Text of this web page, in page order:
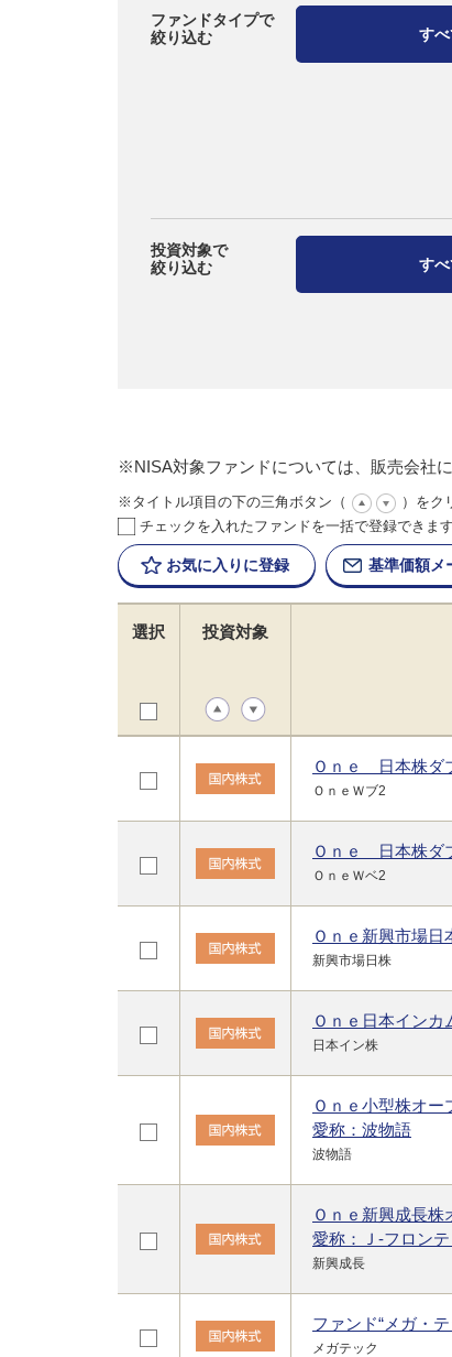
ファンドタイプで
絞り込む
すべ
投資対象で
絞り込む
すべ
※NISA対象ファンドについては、販売会社
※タイトル項目の下の三角ボタン（
）をク
チェックを入れたファンドを一括で登録できます
お気に入りに登録 基準価額メ
選択 投資対象
Ｏｎｅ 日本株ダ
ＯｎｅＷブ2
Ｏｎｅ 日本株ダ
ＯｎｅＷベ2
Ｏｎｅ新興市場日
新興市場日株
Ｏｎｅ日本インカ
日本イン株
Ｏｎｅ小型株オー
愛称：波物語
波物語
Ｏｎｅ新興成長株
愛称：Ｊ-フロン
新興成長
ファンド“メガ・テ
メガテック